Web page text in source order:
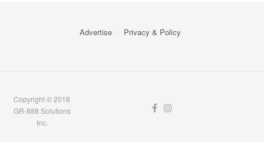
Advertise Privacy & Policy
Copyright © 2018
GR-888 Solutions
Inc.